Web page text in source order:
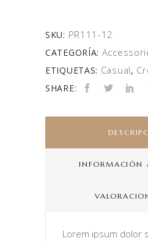
SKU: PR111-12
CATEGORÍA:
ETIQUETAS: Casual,
SHARE:
INFORMACIÓN
Lorem ipsum dolor